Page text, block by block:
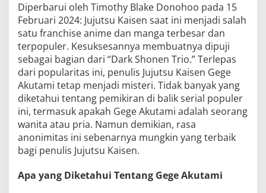
Diperbarui oleh Timothy Blake Donohoo pada 15
Februari 2024: Jujutsu Kaisen saat ini menjadi salah
satu franchise anime dan manga terbesar dan
terpopuler. Kesuksesannya membuatnya dipuji
sebagai bagian dari “Dark Shonen Trio.” Terlepas
dari popularitas ini, penulis Jujutsu Kaisen Gege
Akutami tetap menjadi misteri. Tidak banyak yang
diketahui tentang pemikiran di balik serial populer
ini, termasuk apakah Gege Akutami adalah seorang
wanita atau pria. Namun demikian, rasa
anonimitas ini sebenarnya mungkin yang terbaik
bagi penulis Jujutsu Kaisen.
Apa yang Diketahui Tentang Gege Akutami